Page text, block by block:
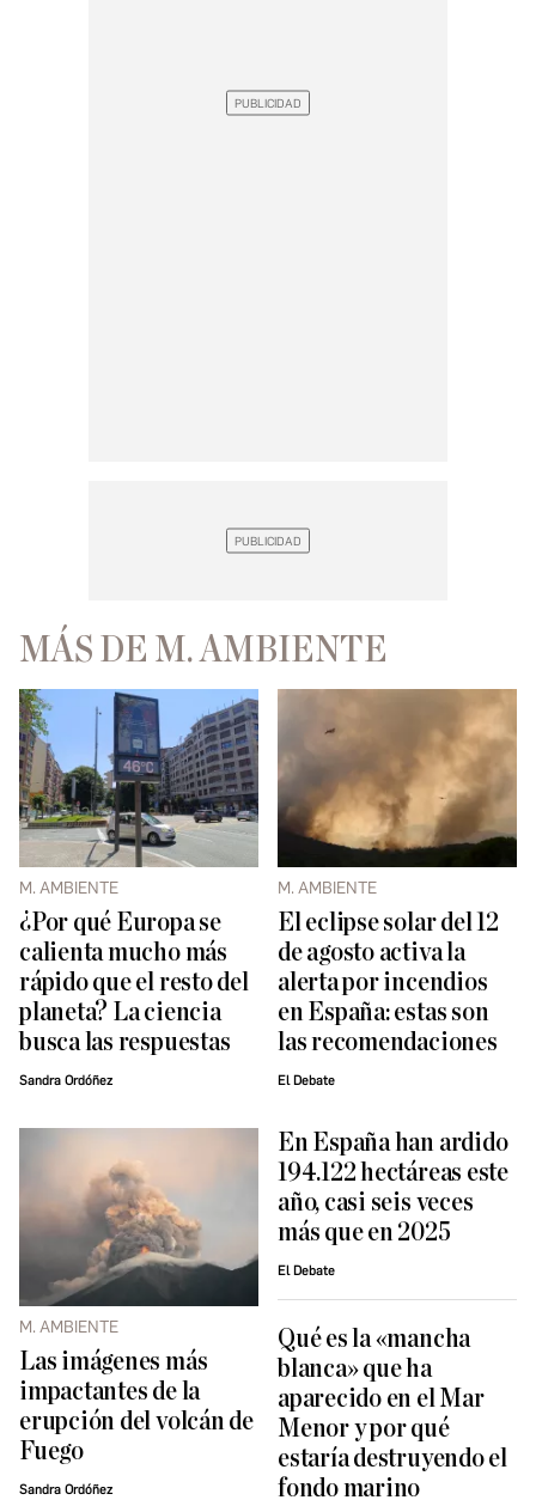
MÁS DE M. AMBIENTE
M. AMBIENTE
¿Por qué Europa se
calienta mucho más
rápido que el resto del
planeta? La ciencia
busca las respuestas
Sandra Ordóñez
M. AMBIENTE
El eclipse solar del 12
de agosto activa la
alerta por incendios
en España: estas son
las recomendaciones
El Debate
M. AMBIENTE
Las imágenes más
impactantes de la
erupción del volcán de
Fuego
Sandra Ordóñez
En España han ardido
194.122 hectáreas este
año, casi seis veces
más que en 2025
El Debate
Qué es la «mancha
blanca» que ha
aparecido en el Mar
Menor y por qué
estaría destruyendo el
fondo marino